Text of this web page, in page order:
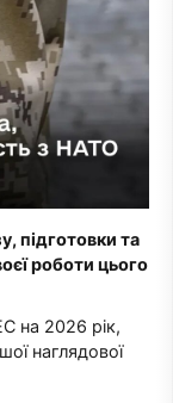
підготовки та
роботи цього
на 2026 рік,
наглядової